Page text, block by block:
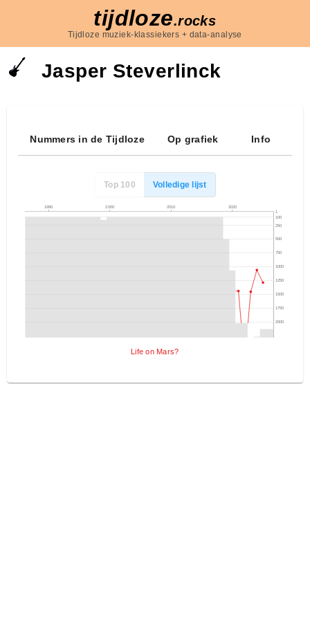
tijdloze.rocks
Tijdloze muziek-klassiekers + data-analyse
Jasper Steverlinck
Nummers in de Tijdloze Op grafiek Info
Top 100 Volledige lijst
1990 2000 2010 2020
1
100
250
500
750
1000
1250
1500
1750
2000
Life on Mars?